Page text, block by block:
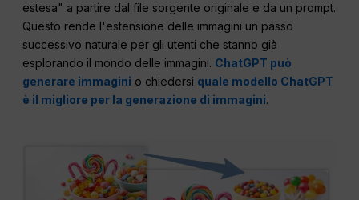
estesa" a partire dal file sorgente originale e da un prompt.
Questo rende l'estensione delle immagini un passo
successivo naturale per gli utenti che stanno già
esplorando il mondo delle immagini. ChatGPT può
generare immagini o chiedersi quale modello ChatGPT
è il migliore per la generazione di immagini.